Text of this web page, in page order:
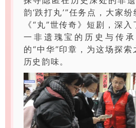
韵‘跌打丸’”任务点，大家
《“丸”世传奇》短剧，深
一非遗瑰宝的历史与传
的“中华”印章，为这场探
历史韵味。